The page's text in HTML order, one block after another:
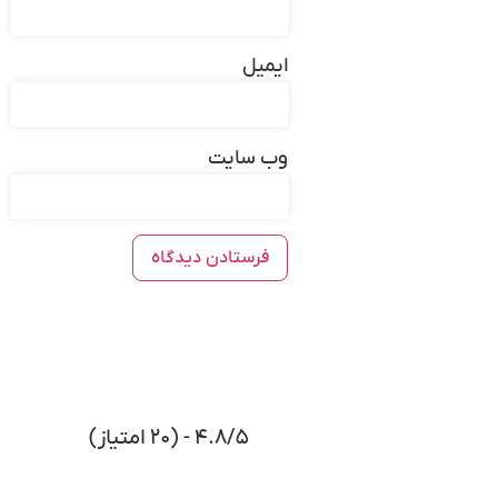
نوع پوست در جراحی بینی گوشتی تاثیرگذار است. هرچه
پوست اطراف بینی نازکتر باشد عمل راحت تر بوده و نتیجه
گوشتی با پوست ضخیم
ایمیل
وب‌ سایت
۴.۸/۵ - (۲۰ امتیاز)